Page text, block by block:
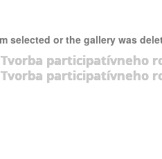
selected or the gallery was
participatívneho
participatívneho